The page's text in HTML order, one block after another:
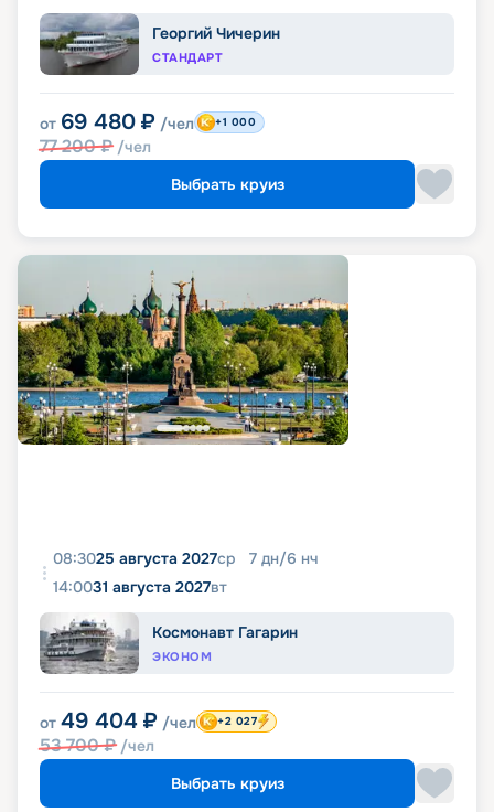
Георгий Чичерин
СТАНДАРТ
от 69 480 ₽ /чел
77 200₽ /чел
+1 000
Выбрать круиз
08:3025 августа 2027ср 7 дн/6 нч
14:0031 августа 2027вт
Космонавт Гагарин
ЭКОНОМ
от 49 404 ₽ /чел
53 700₽ /чел
+2 027
Выбрать круиз